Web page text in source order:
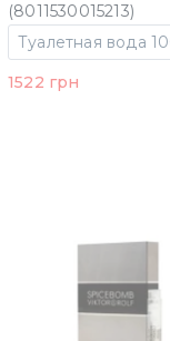
(8011530015213)
1522 грн